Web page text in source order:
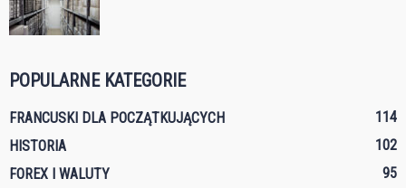
POPULARNE KATEGORIE
FRANCUSKI DLA POCZĄTKUJĄCYCH
114
HISTORIA
102
FOREX I WALUTY
95